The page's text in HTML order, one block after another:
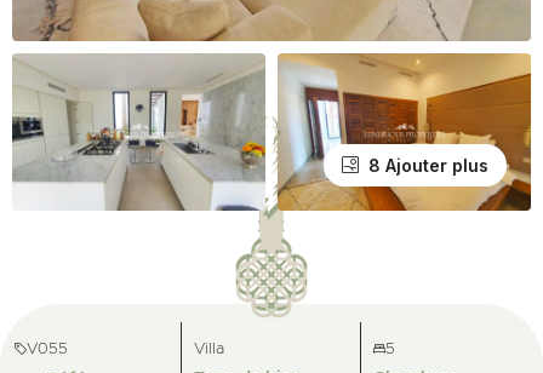
8 Ajouter plus
V055 Villa 5